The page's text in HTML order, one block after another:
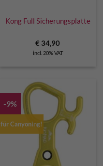
Kong Full Sicherungsplatte
€ 34,90
incl. 20% VAT
-9%
für Canyoning!